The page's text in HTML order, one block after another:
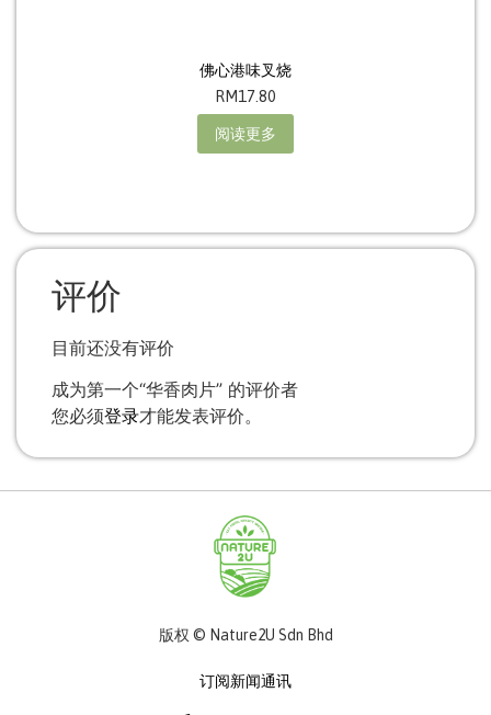
佛心港味叉烧
RM17.80
阅读更多
评价
目前还没有评价
成为第一个“华香肉片” 的评价者
您必须登录才能发表评价。
版权 © Nature2U Sdn Bhd
订阅新闻通讯